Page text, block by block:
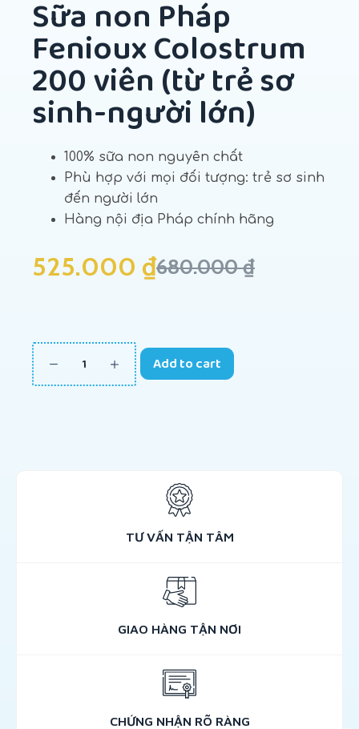
Sữa non Pháp
Fenioux Colostrum
200 viên (từ trẻ sơ
sinh-người lớn)
100% sữa non nguyên chất
Phù hợp với mọi đối tượng: trẻ sơ sinh
đến người lớn
Hàng nội địa Pháp chính hãng
680.000₫
525.000 ₫
Add to cart
TƯ VẤN TẬN TÂM
GIAO HÀNG TẬN NƠI
CHỨNG NHẬN RÕ RÀNG